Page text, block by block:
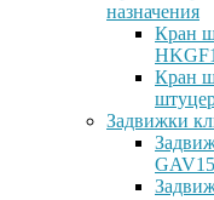
назначения
Кран
Кран
Задвижки